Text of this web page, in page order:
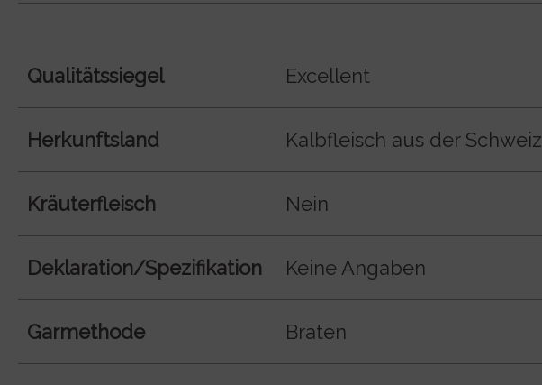
Qualitätssiegel Excellent
Herkunftsland Kalbfleisch aus der Schweiz
Kräuterfleisch Nein
Deklaration/Spezifikation Keine Angaben
Garmethode Braten